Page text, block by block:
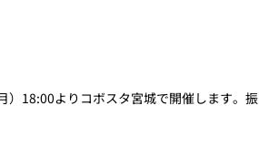
）18:00よりコボスタ宮城で開催します。振